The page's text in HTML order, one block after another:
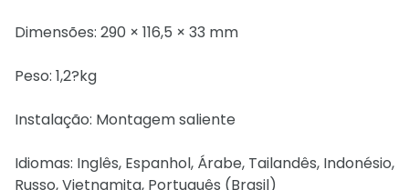
Dimensões: 290 × 116,5 × 33 mm
Peso: 1,2?kg
Instalação: Montagem saliente
Idiomas: Inglês, Espanhol, Árabe, Tailandês, Indonésio,
Russo, Vietnamita, Português (Brasil)